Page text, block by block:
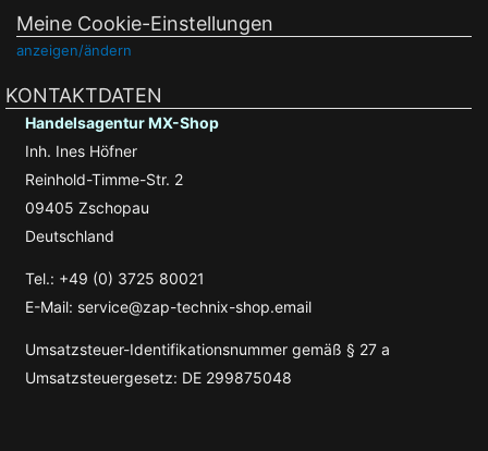
Meine Cookie-Einstellungen
anzeigen/ändern
KONTAKTDATEN
Handelsagentur MX-Shop
Inh. Ines Höfner
Reinhold-Timme-Str. 2
09405 Zschopau
Deutschland
Tel.: +49 (0) 3725 80021
E-Mail: service@zap-technix-shop.email
Umsatzsteuer-Identifikationsnummer gemäß § 27 a
Umsatzsteuergesetz: DE 299875048